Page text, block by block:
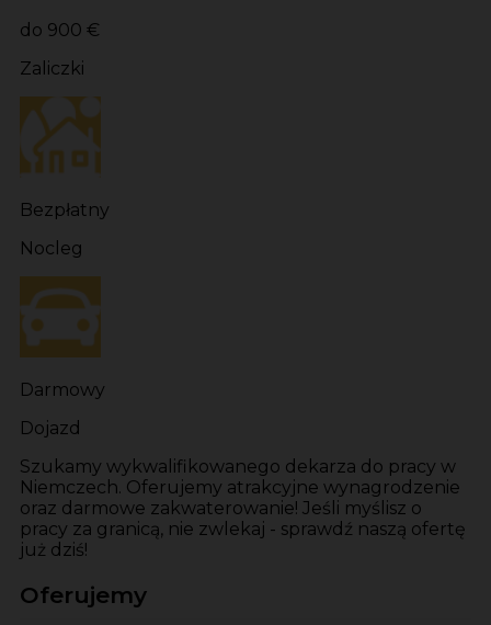
do 900 €
Zaliczki
Bezpłatny
Nocleg
Darmowy
Dojazd
Szukamy wykwalifikowanego dekarza do pracy w
Niemczech. Oferujemy atrakcyjne wynagrodzenie
oraz darmowe zakwaterowanie! Jeśli myślisz o
pracy za granicą, nie zwlekaj - sprawdź naszą ofertę
już dziś!
Oferujemy